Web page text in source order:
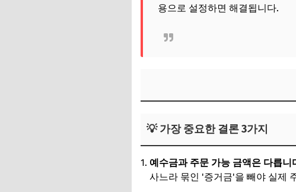
용으로 설정하면 해결됩니다.
💡 가장 중요한 결론 3가지
예수금과 주문 가능 금액은 다릅니
사느라 묶인 '증거금'을 빼야 실제